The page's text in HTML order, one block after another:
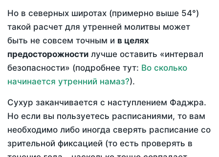
Но в северных широтах (примерно выше 54°)
такой расчет для утренней молитвы может
быть не совсем точным и в целях
предосторожности лучше оставить «интервал
безопасности» (подробнее тут: Во сколько
начинается утренний намаз?).
Сухур заканчивается с наступлением Фаджра.
Но если вы пользуетесь расписаниями, то вам
необходимо либо иногда сверять расписание со
зрительной фиксацией (то есть проверять в